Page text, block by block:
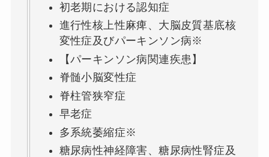
初老期における認知症
進行性核上性麻痺、大脳皮質基底核
変性症及びパーキンソン病※
【パーキンソン病関連疾患】
脊髄小脳変性症
脊柱管狭窄症
早老症
多系統萎縮症※
糖尿病性神経障害、糖尿病性腎症及